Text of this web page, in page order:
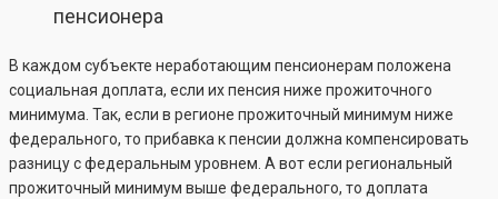
пенсионера
В каждом субъекте неработающим пенсионерам положена
социальная доплата, если их пенсия ниже прожиточного
минимума. Так, если в регионе прожиточный минимум ниже
федерального, то прибавка к пенсии должна компенсировать
разницу с федеральным уровнем. А вот если региональный
прожиточный минимум выше федерального, то доплата